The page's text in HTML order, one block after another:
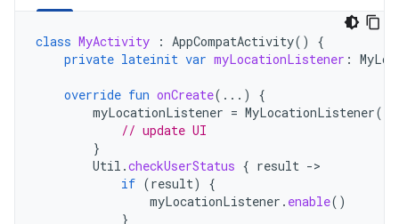
class MyActivity : AppCompatActivity()
{
private lateinit var myLocationListener :
override fun onCreate(...)
{
myLocationListener = MyLocationListener(
// update UI
}
Util .checkUserStatus { result -
if (result)
{
myLocationListener . enable()
}